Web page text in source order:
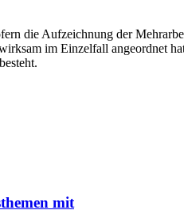
die Aufzeichnung der
im Einzelfall angeordnet
mit